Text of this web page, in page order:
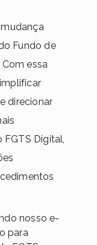
Fundo de
essa
direcionar
Digital,
nosso e-
para